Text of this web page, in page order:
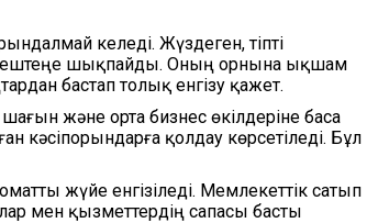
келеді. Жүздеген, тіпті
ештеңе шықпайды. Оның орнына ықшам
бастап толық енгізу қажет.
және орта бизнес өкілдеріне баса
кәсіпорындарға қолдау көрсетіледі. Бұл
жүйе енгізіледі. Мемлекеттік сатып
мен қызметтердің сапасы басты